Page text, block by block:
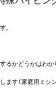
。
るかどうかはわ
ます(家庭用ミシ